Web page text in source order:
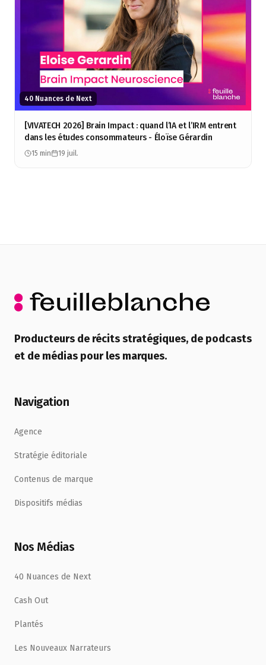
40 Nuances de Next
[VIVATECH 2026] Brain Impact : quand l’IA et l’IRM entrent
dans les études consommateurs - Éloïse Gérardin
15 min 19 juil.
Producteurs de récits stratégiques, de podcasts
et de médias pour les marques.
Navigation
Agence
Stratégie éditoriale
Contenus de marque
Dispositifs médias
Nos Médias
40 Nuances de Next
Cash Out
Plantés
Les Nouveaux Narrateurs